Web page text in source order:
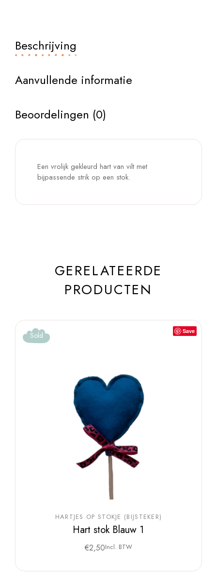
Beschrijving
Aanvullende informatie
Beoordelingen (0)
Een vrolijk gekleurd hart van vilt met
bijpassende strik op een stok.
GERELATEERDE
PRODUCTEN
Save
Sold
HARTJES OP STOKJE (BIJSTEKER)
Hart stok Blauw 1
€2,50Incl. BTW